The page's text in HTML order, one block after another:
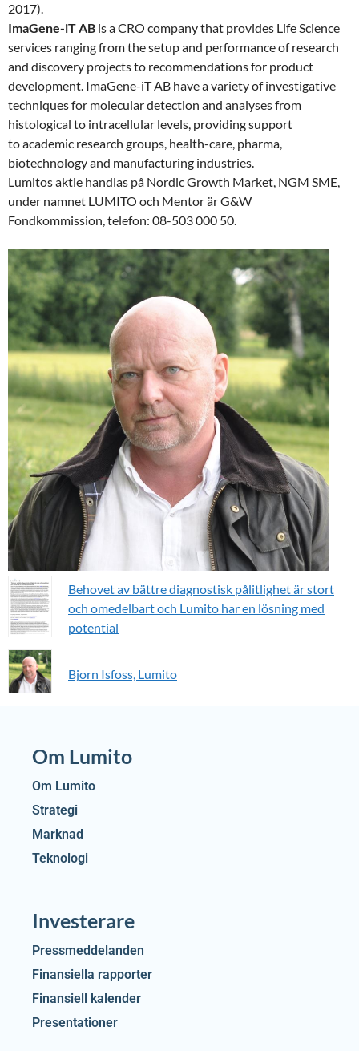
2017).
ImaGene-iT AB is a CRO company that provides Life Science
services ranging from the setup and performance of research
and discovery projects to recommendations for product
development. ImaGene-iT AB have a variety of investigative
techniques for molecular detection and analyses from
histological to intracellular levels, providing support
to academic research groups, health-care, pharma,
biotechnology and manufacturing industries.
Lumitos aktie handlas på Nordic Growth Market, NGM SME,
under namnet LUMITO och Mentor är G&W
Fondkommission, telefon: 08-503 000 50.
Behovet av bättre diagnostisk pålitlighet är stort
och omedelbart och Lumito har en lösning med
potential
Bjorn Isfoss, Lumito
Om Lumito
Om Lumito
Strategi
Marknad
Teknologi
Investerare
Pressmeddelanden
Finansiella rapporter
Finansiell kalender
Presentationer